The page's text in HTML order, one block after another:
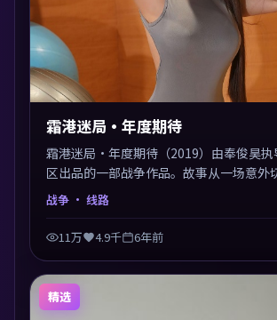
霜港迷局·年度期待
霜港迷局·年度期待（2019）由奉俊昊执
区出品的一部战争作品。故事从一场意外
道德与生存之间反复摇摆，叙事层层推进
战争 · 线路
11万 4.9千 6年前
精选